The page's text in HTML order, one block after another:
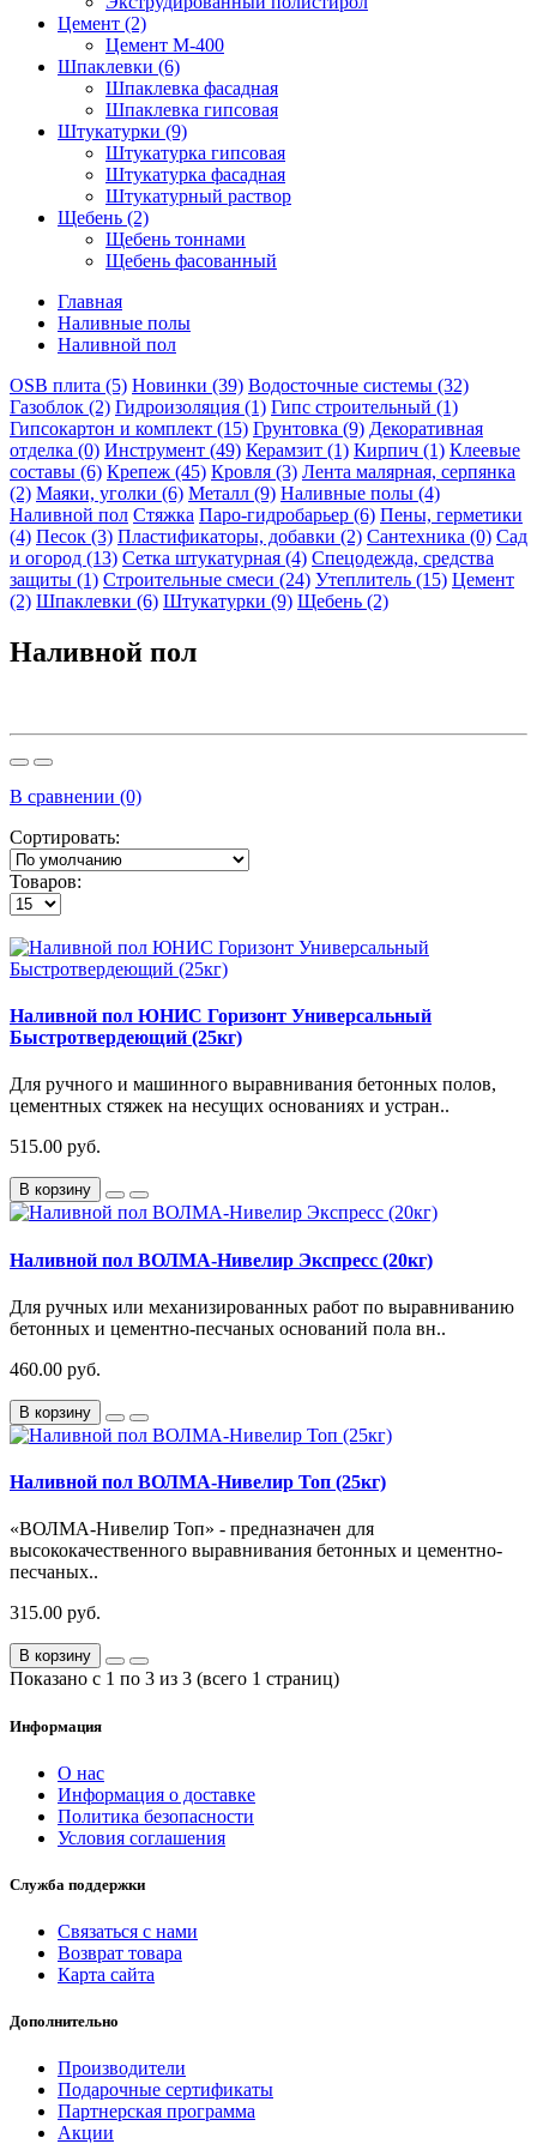
Цемент (2)
Цемент М-400
Шпаклевки (6)
Шпаклевка фасадная
Шпаклевка гипсовая
Штукатурки (9)
Штукатурка гипсовая
Штукатурка фасадная
Штукатурный раствор
Щебень (2)
Щебень тоннами
Щебень фасованный
Главная
Наливные полы
Наливной пол
OSB плита (5) Новинки (39) Водосточные системы (32)
Газоблок (2) Гидроизоляция (1) Гипс строительный (1)
Гипсокартон и комплект (15) Грунтовка (9) Декоративная
отделка (0) Инструмент (49) Керамзит (1) Кирпич (1) Клеевые
составы (6) Крепеж (45) Кровля (3) Лента малярная, серпянка
(2) Маяки, уголки (6) Металл (9) Наливные полы (4)
Наливной пол Стяжка Паро-гидробарьер (6) Пены, герметики
(4) Песок (3) Пластификаторы, добавки (2) Сантехника (0) Сад
и огород (13) Сетка штукатурная (4) Спецодежда, средства
защиты (1) Строительные смеси (24) Утеплитель (15) Цемент
(2) Шпаклевки (6) Штукатурки (9) Щебень (2)
Наливной пол
В сравнении (0)
Сортировать:
Товаров:
Наливной пол ЮНИС Горизонт Универсальный
Быстротвердеющий (25кг)
Для ручного и машинного выравнивания бетонных полов,
цементных стяжек на несущих основаниях и устран..
515.00 руб.
В корзину
Наливной пол ВОЛМА-Нивелир Экспресс (20кг)
Для ручных или механизированных работ по выравниванию
бетонных и цементно-песчаных оснований пола вн..
460.00 руб.
В корзину
Наливной пол ВОЛМА-Нивелир Топ (25кг)
«ВОЛМА-Нивелир Топ» - предназначен для
высококачественного выравнивания бетонных и цементно-
песчаных..
315.00 руб.
В корзину
Показано с 1 по 3 из 3 (всего 1 страниц)
Информация
О нас
Информация о доставке
Политика безопасности
Условия соглашения
Служба поддержки
Связаться с нами
Возврат товара
Карта сайта
Дополнительно
Производители
Подарочные сертификаты
Партнерская программа
Акции